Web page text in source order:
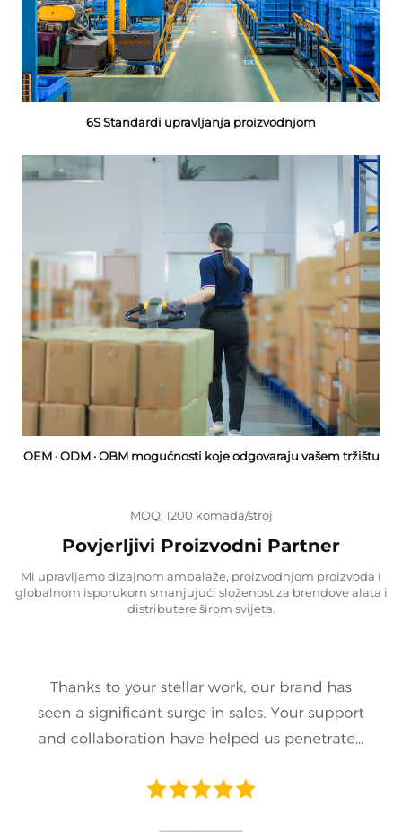
6S Standardi upravljanja proizvodnjom
OEM · ODM · OBM mogućnosti koje odgovaraju vašem tržištu
MOQ: 1200 komada/stroj
Povjerljivi Proizvodni Partner
Mi upravljamo dizajnom ambalaže, proizvodnjom proizvoda i
globalnom isporukom smanjujući složenost za brendove alata i
distributere širom svijeta.